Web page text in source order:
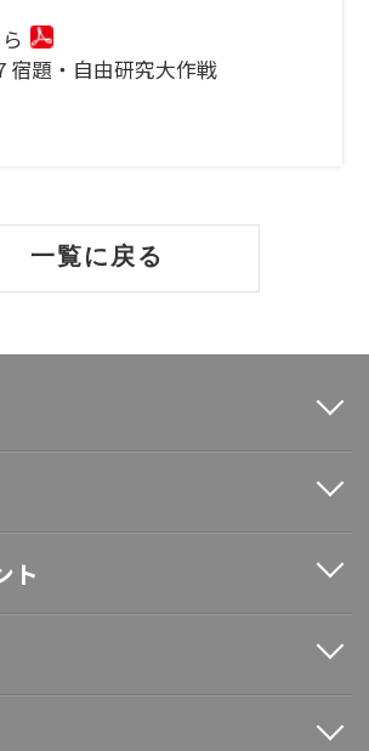
宿題・自由研究大作戦
一覧に戻る
ト